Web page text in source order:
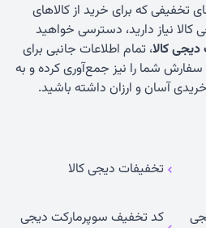
تخفیفی که برای خرید از کالاهای
کالا نیاز دارید، دسترسی خواهید
کالا، تمام اطلاعات جانبی برای
شما را نیز جمع‌آوری کرده و به
آسان و ارزان داشته باشید.
تخفیفات دیجی کالا
کد تخفیف سوپرمارکت دیجی